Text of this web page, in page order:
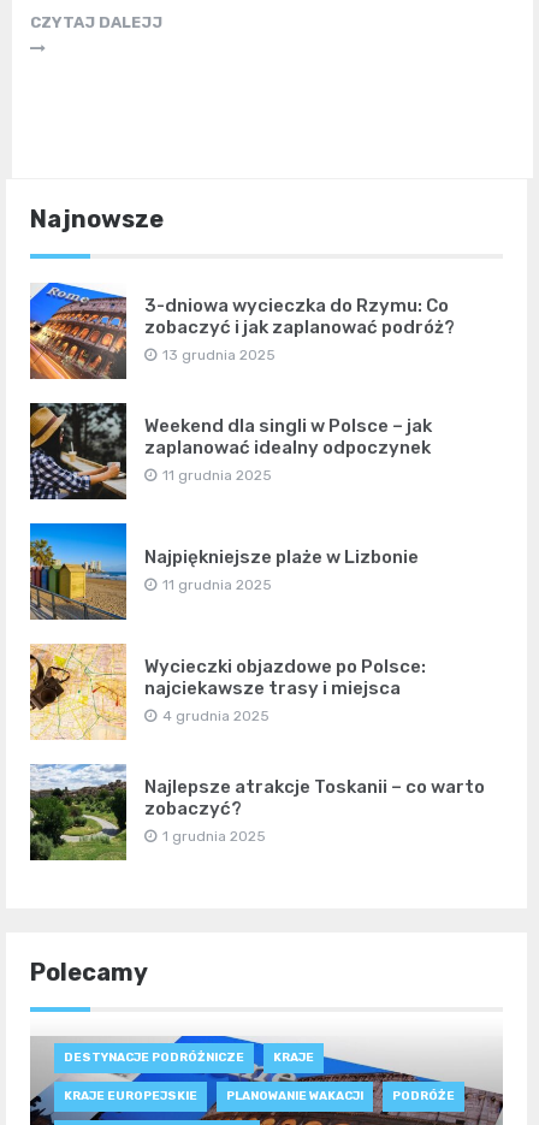
CZYTAJ DALEJJ
Najnowsze
3-dniowa wycieczka do Rzymu: Co
zobaczyć i jak zaplanować podróż?
13 grudnia 2025
Weekend dla singli w Polsce – jak
zaplanować idealny odpoczynek
11 grudnia 2025
Najpiękniejsze plaże w Lizbonie
11 grudnia 2025
Wycieczki objazdowe po Polsce:
najciekawsze trasy i miejsca
4 grudnia 2025
Najlepsze atrakcje Toskanii – co warto
zobaczyć?
1 grudnia 2025
Polecamy
DESTYNACJE PODRÓŻNICZE KRAJE
KRAJE EUROPEJSKIE PLANOWANIE WAKACJI PODRÓŻE